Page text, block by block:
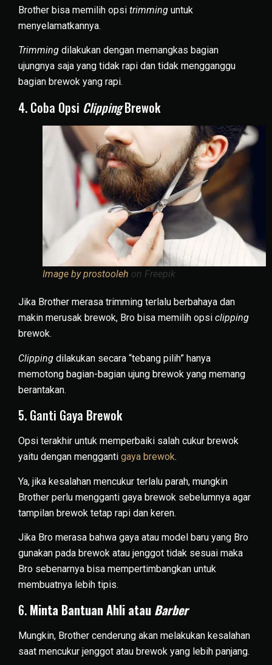
Brother bisa memilih opsi trimming untuk
menyelamatkannya.
Trimming dilakukan dengan memangkas bagian
ujungnya saja yang tidak rapi dan tidak mengganggu
bagian brewok yang rapi.
4. Coba Opsi ClippingBrewok
Image by prostooleh on Freepik
Jika Brother merasa trimming terlalu berbahaya dan
makin merusak brewok, Bro bisa memilih opsi clipping
brewok.
Clipping dilakukan secara “tebang pilih” hanya
memotong bagian-bagian ujung brewok yang memang
berantakan.
5. Ganti Gaya Brewok
Opsi terakhir untuk memperbaiki salah cukur brewok
yaitu dengan mengganti gaya brewok.
Ya, jika kesalahan mencukur terlalu parah, mungkin
Brother perlu mengganti gaya brewok sebelumnya agar
tampilan brewok tetap rapi dan keren.
Jika Bro merasa bahwa gaya atau model baru yang Bro
gunakan pada brewok atau jenggot tidak sesuai maka
Bro sebenarnya bisa mempertimbangkan untuk
membuatnya lebih tipis.
6. Minta Bantuan Ahli atau Barber
Mungkin, Brother cenderung akan melakukan kesalahan
saat mencukur jenggot atau brewok yang lebih panjang.